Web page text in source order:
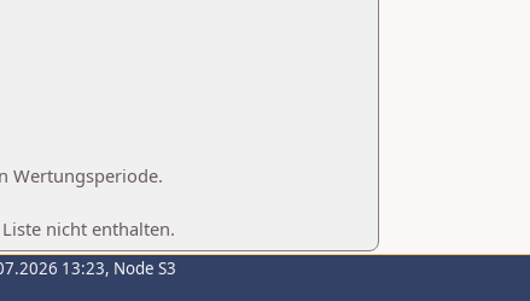
Wertungsperiode.
nicht enthalten.
13:23, Node S3